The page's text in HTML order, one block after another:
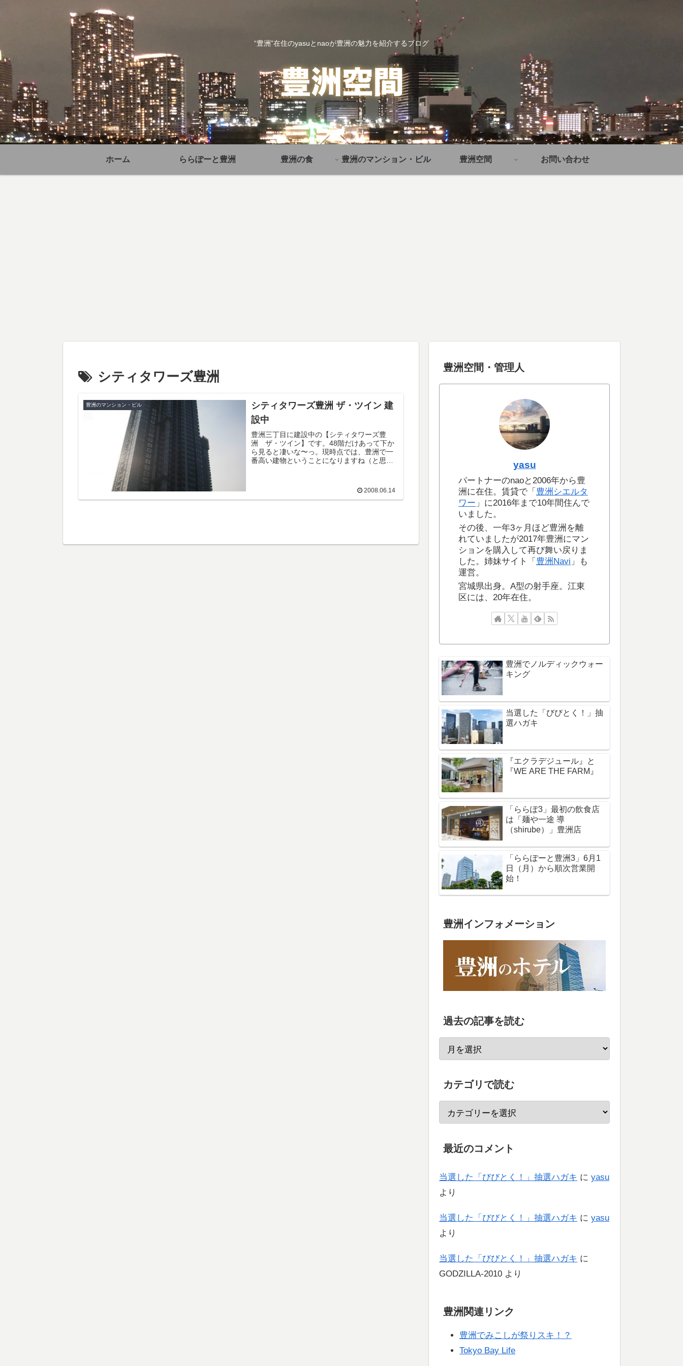
“豊洲”在住のyasuとnaoが豊洲の魅力を紹介するブログ
ホーム ららぽーと豊洲 豊洲の食 豊洲のマンション・ビル 豊洲空間 お問い合わせ
シティタワーズ豊洲
豊洲のマンション・ビル
シティタワーズ豊洲 ザ・ツイン 建
設中
豊洲三丁目に建設中の【シティタワーズ豊
洲 ザ・ツイン】です。48階だけあって下か
ら見ると凄いな〜っ。現時点では、豊洲で一
番高い建物ということになりますね（と思っ
2008.06.14
豊洲空間・管理人
yasu
パートナーのnaoと2006年から豊
洲に在住。賃貸で「 豊洲シエルタ
ワー 」に2016年まで10年間住んで
いました。
その後、一年3ヶ月ほど豊洲を離
れていましたが2017年豊洲にマン
ションを購入して再び舞い戻りま
した。姉妹サイト「 豊洲Navi 」も
運営。
宮城県出身。A型の射手座。江東
区には、20年在住。
豊洲でノルディックウォー
キング
当選した「びびとく！」抽
選ハガキ
『エクラデジュール』と
『WE ARE THE FARM』
「ららぽ3」最初の飲食店
は「麺や一途 導
（shirube）」豊洲店
「ららぽーと豊洲3」6月1
日（月）から順次営業開
始！
豊洲インフォメーション
過去の記事を読む
カテゴリで読む
最近のコメント
当選した「びびとく！」抽選ハガキ に yasu
より
当選した「びびとく！」抽選ハガキ に yasu
より
当選した「びびとく！」抽選ハガキ に
GODZILLA-2010 より
豊洲関連リンク
豊洲でみこしが祭りスキ！？
Tokyo Bay Life